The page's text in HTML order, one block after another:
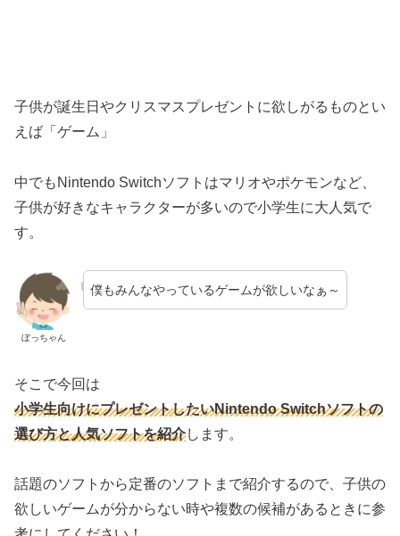
子供が誕生日やクリスマスプレゼントに欲しがるものとい
えば「ゲーム」
中でもNintendo Switchソフトはマリオやポケモンなど、
子供が好きなキャラクターが多いので小学生に大人気で
す。
ぼっちゃん
僕もみんなやっているゲームが欲しいなぁ～
そこで今回は
小学生向けにプレゼントしたいNintendo Switchソフトの
選び方と人気ソフトを紹介します。
話題のソフトから定番のソフトまで紹介するので、子供の
欲しいゲームが分からない時や複数の候補があるときに参